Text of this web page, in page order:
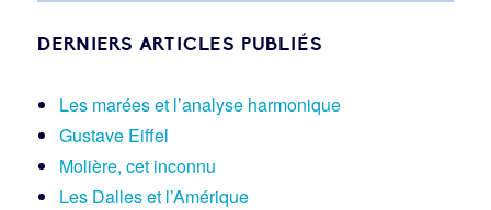
DERNIERS ARTICLES PUBLIÉS
Les marées et l’analyse harmonique
Gustave Eiffel
Molière, cet inconnu
Les Dalles et l’Amérique